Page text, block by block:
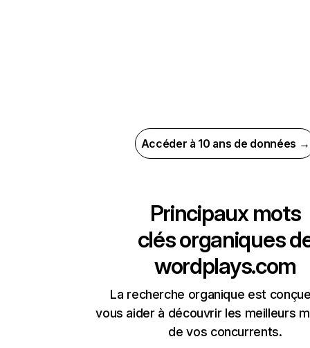
Accéder à 10 ans de données →
Principaux mots
clés organiques
wordplays.com
La recherche organique est
vous aider à découvrir les meilleurs
de vos concurrents.